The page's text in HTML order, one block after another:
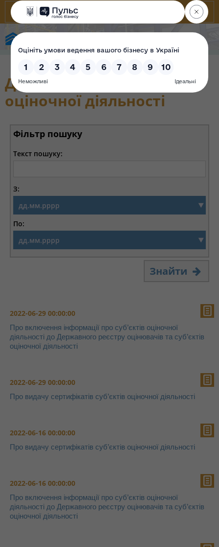
Діяльність суб`єктів
оціночної діяльності
Фільтр пошуку
Текст пошуку:
З:
По:
Знайти
2022-06-29 00:00:00
Про включення інформації про суб’єктів оціночної
діяльності до Державного реєстру оцінювачів та суб’єктів
оціночної діяльності
2022-06-29 00:00:00
Про видачу сертифікатів суб’єктів оціночної діяльності
2022-06-16 00:00:00
Про видачу сертифікатів суб’єктів оціночної діяльності
2022-06-16 00:00:00
Про включення інформації про суб’єктів оціночної
діяльності до Державного реєстру оцінювачів та суб’єктів
оціночної діяльності